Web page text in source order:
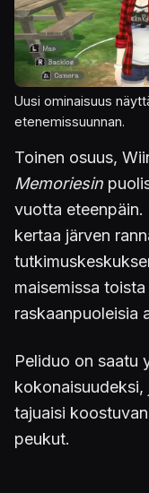
Uusi ominaisuus
etenemissuunnan.
Toinen osuus,
Memoriesin
vuotta eteenpäin.
kertaa järven
maisemissa
raskaanpuoleisia
Peliduo on saatu
tajuaisi
peukut.